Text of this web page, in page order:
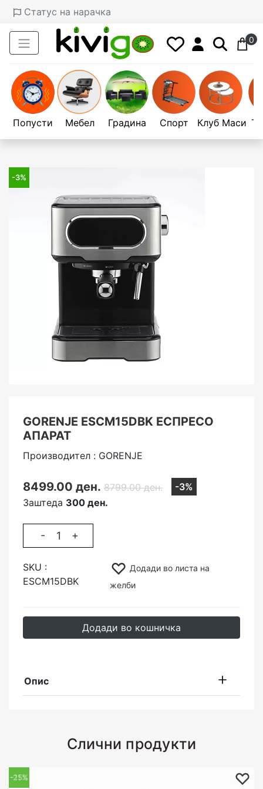
Статус на нарачка
0
Попусти Мебел Градина Спорт Клуб Маси
-3%
GORENJE ESCM15DBK ЕСПРЕСО
АПАРАТ
Производител : GORENJE
8499.00 ден. 8799.00 ден.
-3%
Заштеда 300 ден.
- +
SKU :
ESCM15DBK
Додади во листа на
желби
Додади во кошничка
Опис
Слични продукти
-25%
-11%